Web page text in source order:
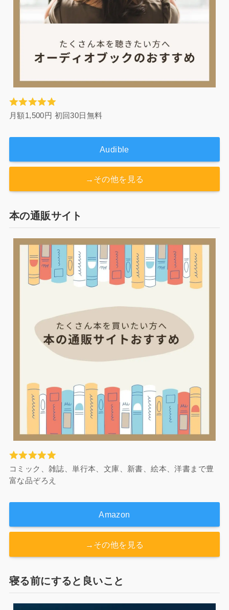
月額1,500円 初回30日無料
Audible
→その他を見る
本の通販サイト
コミック、雑誌、単行本、文庫、新書、絵本、洋書まで豊
富な品ぞろえ
Amazon
→その他を見る
寝る前にすると良いこと